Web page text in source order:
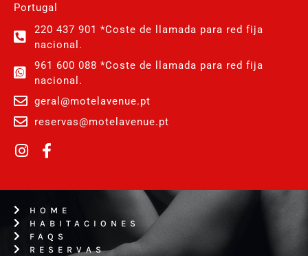
Portugal
220 437 901 *Coste de llamada para red fija
nacional.
961 600 088 *Coste de llamada para red fija
nacional.
geral@motelavenue.pt
reservas@motelavenue.pt
HOME
HABITACIONES
FAQS
RESERVAS